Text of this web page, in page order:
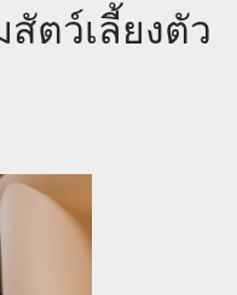
ตว์เลี้ยงตัว